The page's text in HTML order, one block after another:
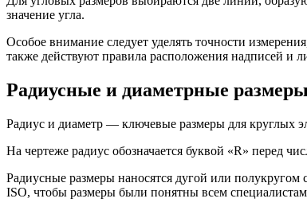
значение угла.
Особое внимание следует уделять точности
также действуют правила расположения надписей и
Радиусные и диаметрные
Радиус и диаметр — ключевые размеры для круглых
На чертеже радиус обозначается буквой «R» перед
Радиусные размеры наносятся дугой или
ISO, чтобы размеры были понятны всем